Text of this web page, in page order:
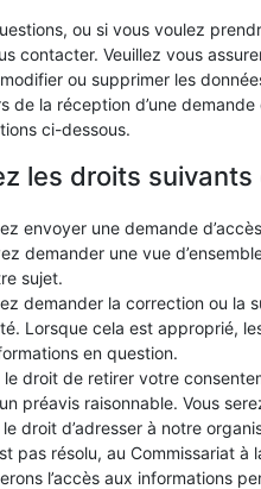
ou si vous voulez
contacter. Veuillez vous
ou supprimer les
de la réception d’une
ci-dessous.
les droits
envoyer une demande
demander une vue
sujet.
demander la correction ou la
Lorsque cela est approprié,
en question.
le droit de retirer votre
préavis raisonnable. Vous
droit d’adresser à notre
pas résolu, au Commissariat
l’accès aux informations